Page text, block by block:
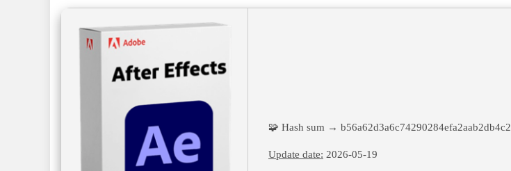
🧩 Hash sum → b56a62d3a6c74290284efa2aab2db4c2
Update date: 2026-05-19